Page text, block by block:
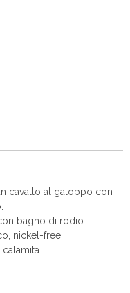
cavallo al galoppo con
bagno di rodio.
nickel-free.